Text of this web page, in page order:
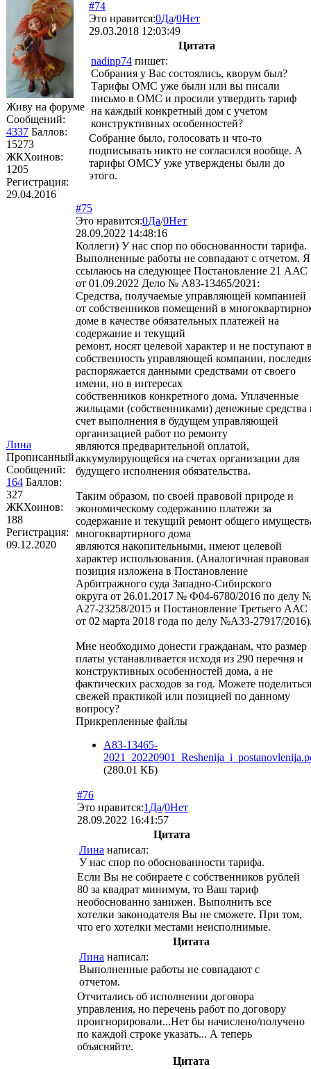
Живу на форуме
Сообщений:
4337 Баллов:
15273
ЖКХоинов:
1205
Регистрация:
29.04.2016
#74
Это нравится:0Да/0Нет
29.03.2018 12:03:49
Цитата
nadinp74 пишет:
Собрания у Вас состоялись, кворум был?
Тарифы ОМС уже были или вы писали
письмо в ОМС и просили утвердить тариф
на каждый конкретный дом с учетом
конструктивных особенностей?
Собрание было, голосовать и что-то
подписывать никто не согласился вообще. А
тарифы ОМСУ уже утверждены были до
этого.
Лина
Прописанный
Сообщений:
164 Баллов:
327
ЖКХоинов:
188
Регистрация:
09.12.2020
#75
Это нравится:0Да/0Нет
28.09.2022 14:48:16
Коллеги) У нас спор по обоснованности тарифа.
Выполненные работы не совпадают с отчетом. Я
ссылаюсь на следующее Постановление 21 ААС
от 01.09.2022 Дело № А83-13465/2021:
Средства, получаемые управляющей компанией
от собственников помещений в
доме в качестве обязательных платежей на
содержание и текущий
ремонт, носят целевой характер и не поступают
собственность управляющей компании,
распоряжается данными средствами от своего
имени, но в интересах
собственников конкретного дома. Уплаченные
жильцами (собственниками) денежные средства
счет выполнения в будущем управляющей
организацией работ по ремонту
являются предварительной оплатой,
аккумулирующейся на счетах организации для
будущего исполнения обязательства.
Таким образом, по своей правовой природе и
экономическому содержанию платежи за
содержание и текущий ремонт общего
многоквартирного дома
являются накопительными, имеют целевой
характер использования. (Аналогичная правовая
позиция изложена в Постановление
Арбитражного суда Западно-Сибирского
округа от 26.01.2017 № Ф04-6780/2016 по делу
А27-23258/2015 и Постановление Третьего ААС
от 02 марта 2018 года по делу №А33-27917/
Мне необходимо донести гражданам, что размер
платы устанавливается исходя из 290 перечня и
конструктивных особенностей дома, а не
фактических расходов за год. Можете поделиться
свежей практикой или позицией по данному
вопросу?
Прикрепленные файлы
A83-13465-
(280.01 КБ)
#76
Это нравится:1 Да/0Нет
28.09.2022 16:41:57
Цитата
Лина написал:
У нас спор по обоснованности тарифа.
Если Вы не собираете с собственников рублей
80 за квадрат минимум, то Ваш тариф
необоснованно занижен. Выполнить все
хотелки законодателя Вы не сможете. При том,
что его хотелки местами неисполнимые.
Цитата
Лина написал:
Выполненные работы не совпадают с
отчетом.
Отчитались об исполнении договора
управления, но перечень работ по договору
проигнорировали...Нет бы начислено/получено
по каждой строке указать... А теперь
объясняйте.
Цитата